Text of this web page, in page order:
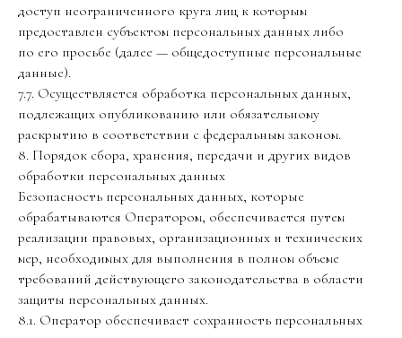
доступ неограниченного круга лиц к которым
предоставлен субъектом персональных данных либо
по его просьбе (далее — общедоступные персональные
данные).
7.7. Осуществляется обработка персональных данных,
подлежащих опубликованию или обязательному
раскрытию в соответствии с федеральным законом.
8. Порядок сбора, хранения, передачи и других видов
обработки персональных данных
Безопасность персональных данных, которые
обрабатываются Оператором, обеспечивается путем
реализации правовых, организационных и технических
мер, необходимых для выполнения в полном объеме
требований действующего законодательства в области
защиты персональных данных.
8.1. Оператор обеспечивает сохранность персональных